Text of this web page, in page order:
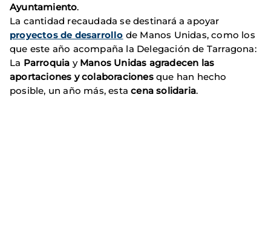
Ayuntamiento.
La cantidad recaudada se destinará a apoyar
proyectos de desarrollo de Manos Unidas, como los
que este año acompaña la Delegación de Tarragona:
La Parroquia yManos Unidas agradecen las
aportaciones y colaboracionesque han hecho
posible, un año más, estacena solidaria.